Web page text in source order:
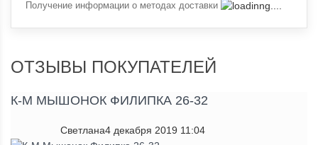
Получение информации о методах доставки
ОТЗЫВЫ ПОКУПАТЕЛЕЙ
К-М МЫШОНОК ФИЛИПКА 26-32
Светлана4 декабря 2019 11:04